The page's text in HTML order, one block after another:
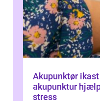
Akupunktør ikast sådan kan
akupunktur
stress